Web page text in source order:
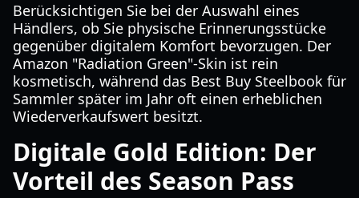
Berücksichtigen Sie bei der Auswahl eines
Händlers, ob Sie physische Erinnerungsstücke
gegenüber digitalem Komfort bevorzugen. Der
Amazon "Radiation Green"-Skin ist rein
kosmetisch, während das Best Buy Steelbook für
Sammler später im Jahr oft einen erheblichen
Wiederverkaufswert besitzt.
Digitale Gold Edition: Der
Vorteil des Season Pass